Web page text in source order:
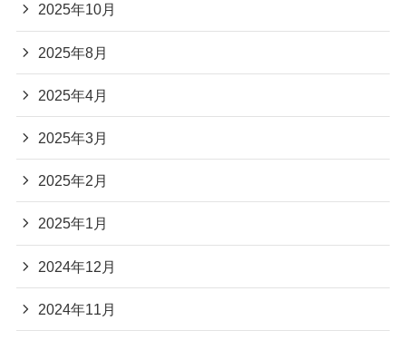
2025年10月
2025年8月
2025年4月
2025年3月
2025年2月
2025年1月
2024年12月
2024年11月